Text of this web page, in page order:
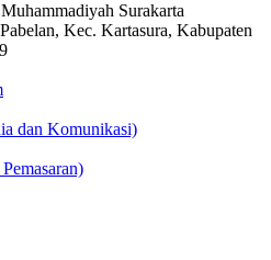
Surakarta
Kec. Kartasura, Kabupaten
dan Komunikasi)